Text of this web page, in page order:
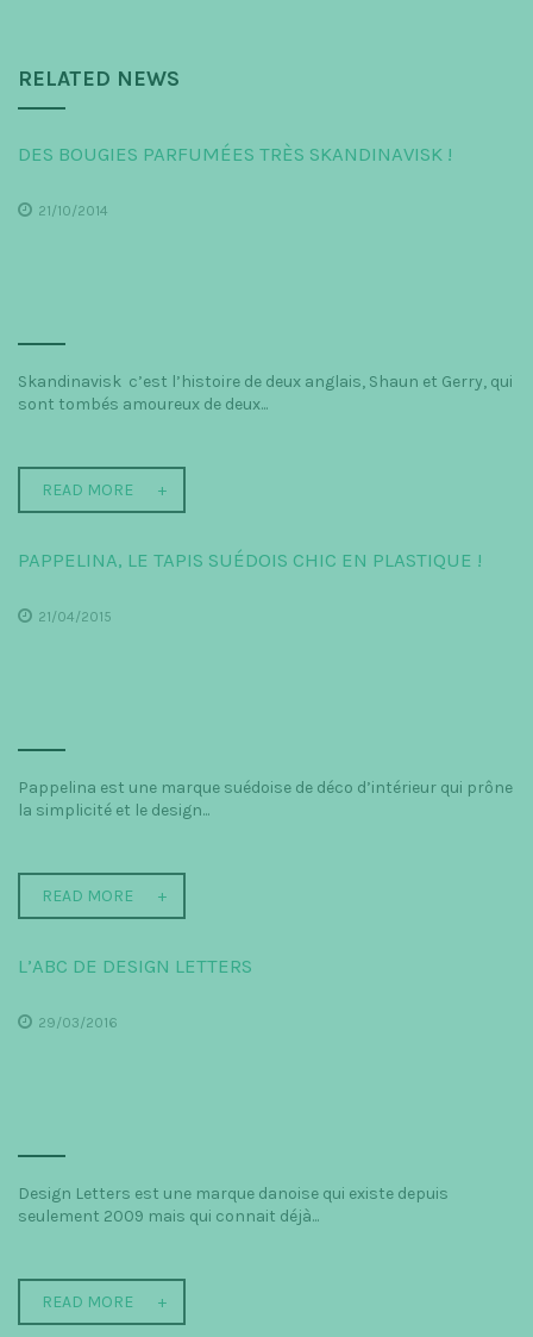
RELATED NEWS
DES BOUGIES PARFUMÉES TRÈS SKANDINAVISK !
21/10/2014
Skandinavisk c’est l’histoire de deux anglais, Shaun et Gerry, qui
sont tombés amoureux de deux...
READ MORE
PAPPELINA, LE TAPIS SUÉDOIS CHIC EN PLASTIQUE !
21/04/2015
Pappelina est une marque suédoise de déco d’intérieur qui prône
la simplicité et le design...
READ MORE
L’ABC DE DESIGN LETTERS
29/03/2016
Design Letters est une marque danoise qui existe depuis
seulement 2009 mais qui connait déjà...
READ MORE